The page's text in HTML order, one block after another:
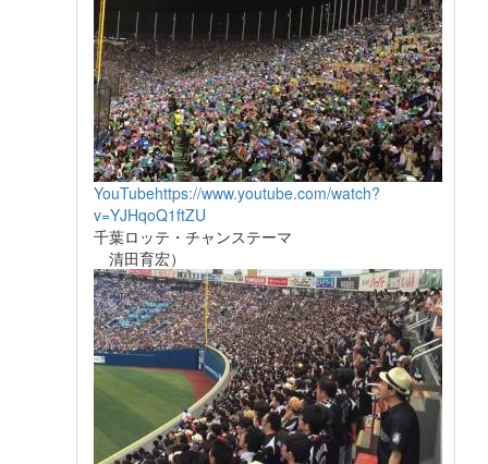
YouTubehttps://www.youtube.com/watch?
v=YJHqoQ1ftZU
千葉ロッテ・チャンステーマ
清田育宏）